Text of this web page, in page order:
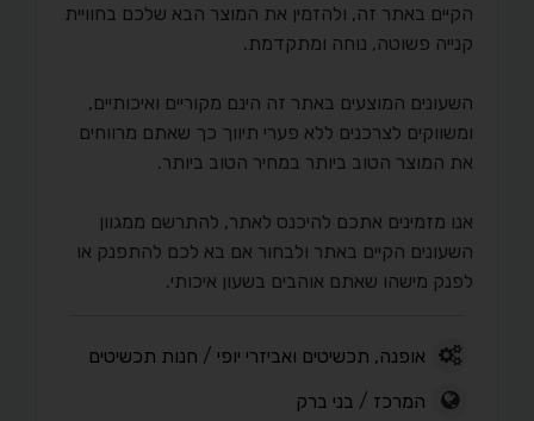
הקיים באתר זה, ולהזמין את המוצר הבא שלכם בחוויית
קנייה פשוטה, נוחה ומתקדמת.
השעונים המוצעים באתר זה הינם מקוריים ואיכותיים,
ומשווקים לצרכנים ללא פערי תיווך כך שאתם מרווחים
את המוצר הטוב ביותר במחיר הטוב ביותר.
אנו מזמינים אתכם להיכנס לאתר, להתרשם ממגוון
השעונים הקיים באתר ולבחור אם בא לכם להתפנק או
לפנק מישהו שאתם אוהבים בשעון איכותי.
אופנה, תכשיטים ואביזרי יופי / חנות תכשיטים
המרכז / בני ברק